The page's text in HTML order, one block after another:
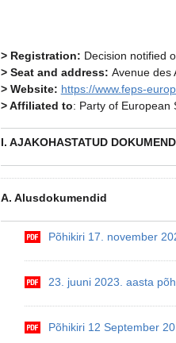
> Registration: Decision notified
> Seat and address: Avenue des
> Website: https://www.feps-
> Affiliated to: Party of European
I. AJAKOHASTATUD
A. Alusdokumendid
Põhikiri 17. november
23. juuni 2023. aasta
Põhikiri 12 September